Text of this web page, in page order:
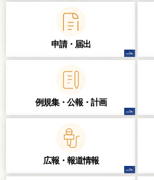
申請・届出
例規集・公報・計画
広報・報道情報